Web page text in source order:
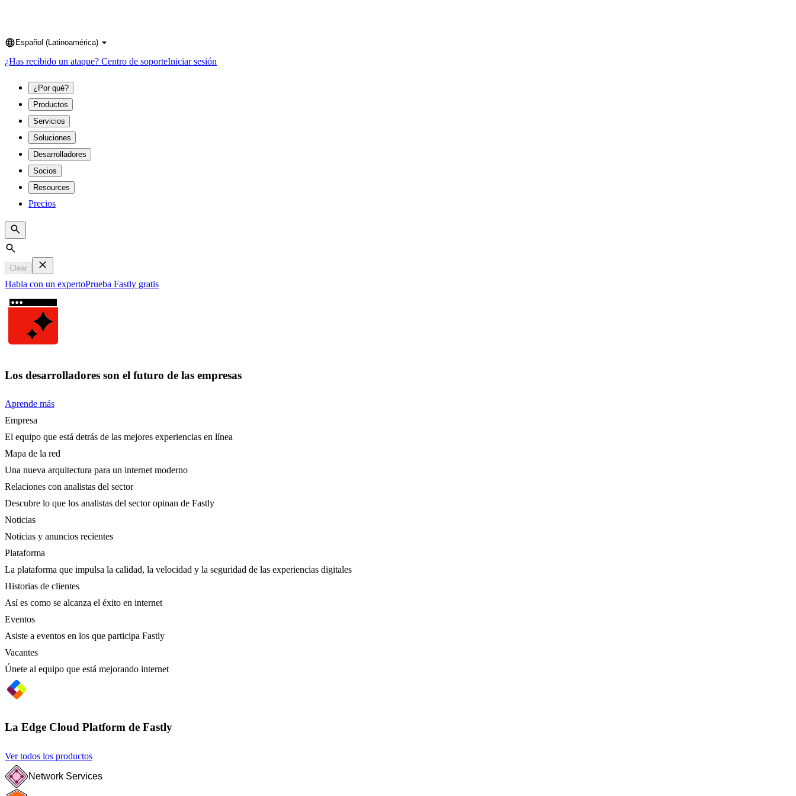
Language
Español (Latinoamérica)
¿Has recibido un ataque? Centro de soporteIniciar sesión
¿Por qué?
Productos
Servicios
Soluciones
Desarrolladores
Socios
Resources
Precios
Search
Clear
Habla con un expertoPrueba Fastly gratis
Los desarrolladores son el futuro de las empresas
Aprende más
Empresa
El equipo que está detrás de las mejores experiencias en línea
Mapa de la red
Una nueva arquitectura para un internet moderno
Relaciones con analistas del sector
Descubre lo que los analistas del sector opinan de Fastly
Noticias
Noticias y anuncios recientes
Plataforma
La plataforma que impulsa la calidad, la velocidad y la seguridad de las experiencias digitales
Historias de clientes
Así es como se alcanza el éxito en internet
Eventos
Asiste a eventos en los que participa Fastly
Vacantes
Únete al equipo que está mejorando internet
La Edge Cloud Platform de Fastly
Ver todos los productos
Network Services